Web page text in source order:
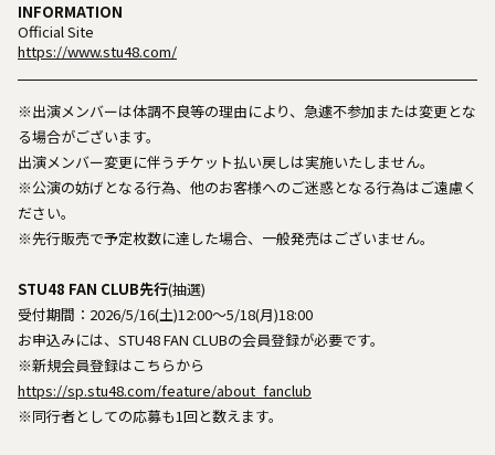
INFORMATION
Official Site
https://www.stu48.com/
※出演メンバーは体調不良等の理由により、急遽不参加または変更とな
る場合がございます。
出演メンバー変更に伴うチケット払い戻しは実施いたしません。
※公演の妨げとなる行為、他のお客様へのご迷惑となる行為はご遠慮く
ださい。
※先行販売で予定枚数に達した場合、一般発売はございません。
STU48 FAN CLUB先行(抽選)
受付期間：2026/5/16(土)12:00～5/18(月)18:00
お申込みには、STU48 FAN CLUBの会員登録が必要です。
※新規会員登録はこちらから
https://sp.stu48.com/feature/about_fanclub
※同行者としての応募も1回と数えます。